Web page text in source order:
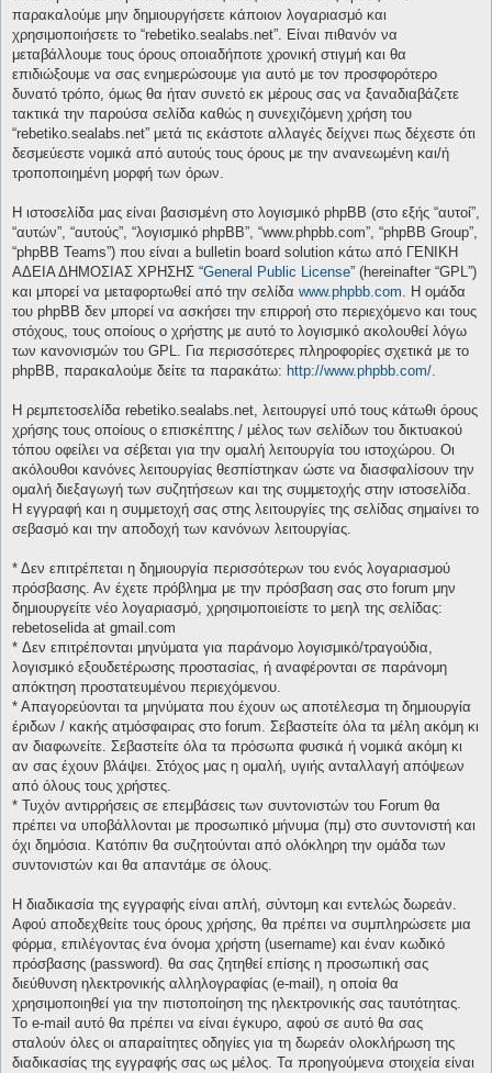
παρακαλούμε μην δημιουργήσετε κάποιον λογαριασμό και
χρησιμοποιήσετε το “rebetiko.sealabs.net”. Είναι πιθανόν να
μεταβάλλουμε τους όρους οποιαδήποτε χρονική στιγμή και θα
επιδιώξουμε να σας ενημερώσουμε για αυτό με τον προσφορότερο
δυνατό τρόπο, όμως θα ήταν συνετό εκ μέρους σας να ξαναδιαβάζετε
τακτικά την παρούσα σελίδα καθώς η συνεχιζόμενη χρήση του
“rebetiko.sealabs.net” μετά τις εκάστοτε αλλαγές δείχνει πως δέχεστε ότι
δεσμεύεστε νομικά από αυτούς τους όρους με την ανανεωμένη και/ή
τροποποιημένη μορφή των όρων.
Η ιστοσελίδα μας είναι βασισμένη στο λογισμικό phpBB (στο εξής “αυτοί”,
“αυτών”, “αυτούς”, “λογισμικό phpBB”, “www.phpbb.com”, “phpBB Group”,
“phpBB Teams”) που είναι a bulletin board solution κάτω από ΓΕΝΙΚΗ
ΑΔΕΙΑ ΔΗΜΟΣΙΑΣ ΧΡΗΣΗΣ “General Public License” (hereinafter “GPL”)
και μπορεί να μεταφορτωθεί από την σελίδα www.phpbb.com. Η ομάδα
του phpBB δεν μπορεί να ασκήσει την επιρροή στο περιεχόμενο και τους
στόχους, τους οποίους ο χρήστης με αυτό το λογισμικό ακολουθεί λόγω
των κανονισμών του GPL. Για περισσότερες πληροφορίες σχετικά με το
phpBB, παρακαλούμε δείτε τα παρακάτω: http://www.phpbb.com/.
Η ρεμπετοσελίδα rebetiko.sealabs.net, λειτουργεί υπό τους κάτωθι όρους
χρήσης τους οποίους ο επισκέπτης / μέλος των σελίδων του δικτυακού
τόπου οφείλει να σέβεται για την ομαλή λειτουργία του ιστοχώρου. Οι
ακόλουθοι κανόνες λειτουργίας θεσπίστηκαν ώστε να διασφαλίσουν την
ομαλή διεξαγωγή των συζητήσεων και της συμμετοχής στην ιστοσελίδα.
Η εγγραφή και η συμμετοχή σας στης λειτουργίες της σελίδας σημαίνει το
σεβασμό και την αποδοχή των κανόνων λειτουργίας.
* Δεν επιτρέπεται η δημιουργία περισσότερων του ενός λογαριασμού
πρόσβασης. Αν έχετε πρόβλημα με την πρόσβαση σας στο forum μην
δημιουργείτε νέο λογαριασμό, χρησιμοποιείστε το μεηλ της σελίδας:
rebetoselida at gmail.com
* Δεν επιτρέπονται μηνύματα για παράνομο λογισμικό/τραγούδια,
λογισμικό εξουδετέρωσης προστασίας, ή αναφέρονται σε παράνομη
απόκτηση προστατευμένου περιεχόμενου.
* Απαγορεύονται τα μηνύματα που έχουν ως αποτέλεσμα τη δημιουργία
έριδων / κακής ατμόσφαιρας στο forum. Σεβαστείτε όλα τα μέλη ακόμη κι
αν διαφωνείτε. Σεβαστείτε όλα τα πρόσωπα φυσικά ή νομικά ακόμη κι
αν σας έχουν βλάψει. Στόχος μας η ομαλή, υγιής ανταλλαγή απόψεων
από όλους τους χρήστες.
* Τυχόν αντιρρήσεις σε επεμβάσεις των συντονιστών του Forum θα
πρέπει να υποβάλλονται με προσωπικό μήνυμα (πμ) στο συντονιστή και
όχι δημόσια. Κατόπιν θα συζητούνται από ολόκληρη την ομάδα των
συντονιστών και θα απαντάμε σε όλους.
Η διαδικασία της εγγραφής είναι απλή, σύντομη και εντελώς δωρεάν.
Αφού αποδεχθείτε τους όρους χρήσης, θα πρέπει να συμπληρώσετε μια
φόρμα, επιλέγοντας ένα όνομα χρήστη (username) και έναν κωδικό
πρόσβασης (password). θα σας ζητηθεί επίσης η προσωπική σας
διεύθυνση ηλεκτρονικής αλληλογραφίας (e-mail), η οποία θα
χρησιμοποιηθεί για την πιστοποίηση της ηλεκτρονικής σας ταυτότητας.
Το e-mail αυτό θα πρέπει να είναι έγκυρο, αφού σε αυτό θα σας
σταλούν όλες οι απαραίτητες οδηγίες για τη δωρεάν ολοκλήρωση της
διαδικασίας της εγγραφής σας ως μέλος. Τα προηγούμενα στοιχεία είναι